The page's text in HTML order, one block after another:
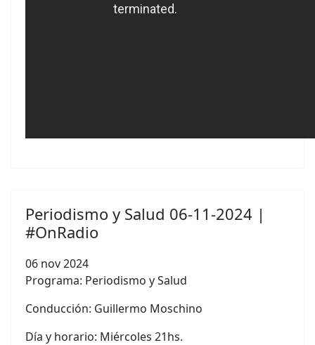
Periodismo y Salud 06-11-2024 |
#OnRadio
06 nov 2024
Programa: Periodismo y Salud
Conducción: Guillermo Moschino
Día y horario: Miércoles 21hs.